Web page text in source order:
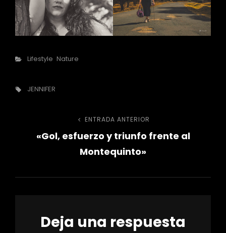
Categorías
Lifestyle Nature
Etiquetas,
JENNIFER
Navegación
entradas
Entrada
anterior
ENTRADA ANTERIOR
«Gol, esfuerzo y triunfo frente al
Montequinto»
Deja una respuesta